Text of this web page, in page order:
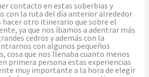
contacto en estas soberbias y
con la ruta del día anterior alrededor
hacer otro itinerario que sobre el
ya que nos íbamos a adentrar más
cedros y además con la
con algunos pequeños
cosa que nos llenaba cuanto menos
primera persona estas experiencias
muy importante a la hora de elegir